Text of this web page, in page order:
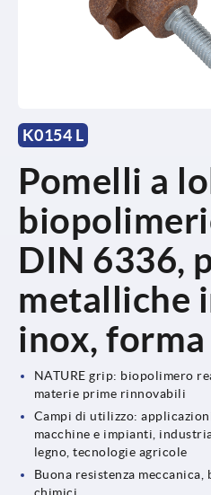
K0154 L
Pomelli a
DIN 6336,
metalliche
inox, forma
NATURE grip: biopolimero
materie prime rinnovabili
Campi di utilizzo:
macchine e impianti,
legno, tecnologie agricole
Buona resistenza
chimici